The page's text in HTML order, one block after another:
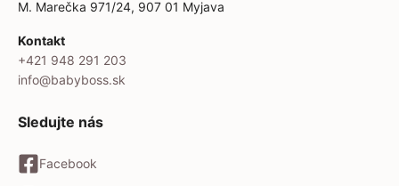
M. Marečka 971/24, 907 01 Myjava
Kontakt
+421 948 291 203
info@babyboss.sk
Sledujte nás
Facebook